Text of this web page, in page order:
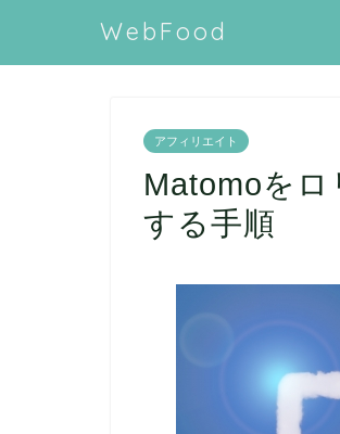
WebFood
アフィリエイト
Matomoを
する手順